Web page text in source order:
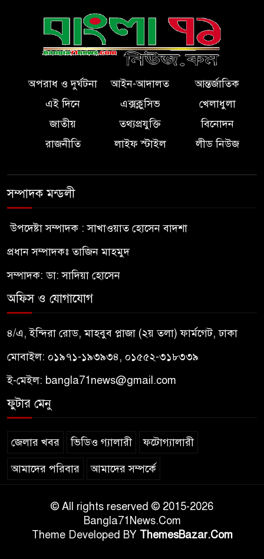
অপরাধ ও দুর্ঘটনা আইন-আদালত
আন্তর্জাতিক
এই দিনে
এক্সক্লুসিভ
খেলাধুলা
জাতীয়
তথ্যপ্রযুক্তি
বিনোদন
রাজনীতি
লাইফ স্টাইল লীড নিউজ
সম্পাদক মন্ডলী
উপদেষ্টা সম্পাদক : সাখাওয়াত হোসেন বাদশা
প্রধান সম্পাদকঃ তাজিন মাহমুদ
সম্পাদক: ডা: সাদিয়া হোসেন
অফিস ও যোগাযোগ
৪/এ, ইন্দিরা রোড, মাহবুব প্লাজা (২য় তলা) ফার্মগেট, ঢাকা
মোবাইল: ০১৯৭১-১৯৩৯৩৪, ০১৫৫২-৩১৮৩৩৯
ই-মেইল: bangla71news@gmail.com
ফুটার মেনু
জেলার খবর ভিডিও গ্যালারী ফটোগ্যালারী
আমাদের পরিবার আমাদের সম্পর্কে
© All rights reserved © 2015-2026
Bangla71News.Com
Theme Developed BY ThemesBazar.Com